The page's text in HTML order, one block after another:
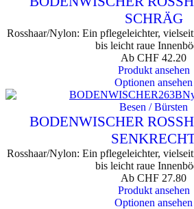
SCHRÄG
Rosshaar/Nylon: Ein pflegeleichter,
bis leicht raue
Ab CHF 42.20
Produkt ansehen
Optionen ansehen
Besen / Bürsten
BODENWISCHER
Rosshaar/Nylon: Ein pflegeleichter,
bis leicht raue
Ab CHF 27.80
Produkt ansehen
Optionen ansehen